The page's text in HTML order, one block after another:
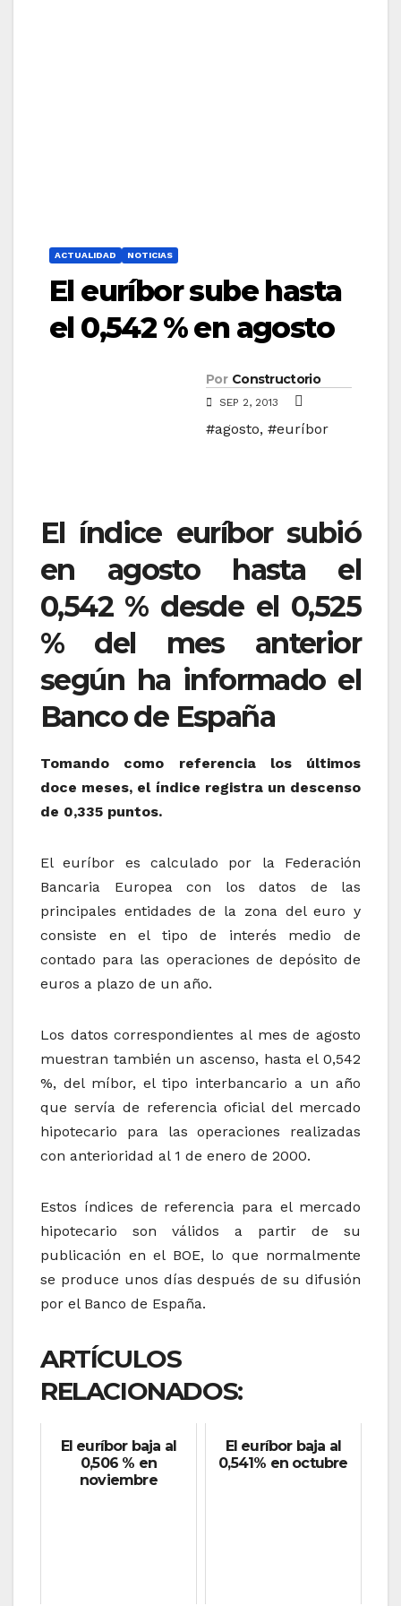
ACTUALIDAD NOTICIAS
El euríbor sube hasta
el 0,542 % en agosto
Por Constructorio
SEP 2, 2013
#agosto, #euríbor
El índice euríbor subió
en agosto hasta el
0,542 % desde el 0,525
% del mes anterior
según ha informado el
Banco de España
Tomando como referencia los últimos
doce meses, el índice registra un descenso
de 0,335 puntos.
El euríbor es calculado por la Federación
Bancaria Europea con los datos de las
principales entidades de la zona del euro y
consiste en el tipo de interés medio de
contado para las operaciones de depósito de
euros a plazo de un año.
Los datos correspondientes al mes de agosto
muestran también un ascenso, hasta el 0,542
%, del míbor, el tipo interbancario a un año
que servía de referencia oficial del mercado
hipotecario para las operaciones realizadas
con anterioridad al 1 de enero de 2000.
Estos índices de referencia para el mercado
hipotecario son válidos a partir de su
publicación en el BOE, lo que normalmente
se produce unos días después de su difusión
por el Banco de España.
ARTÍCULOS
RELACIONADOS:
El euríbor baja al
0,506 % en
noviembre
El euríbor baja al
0,541% en octubre